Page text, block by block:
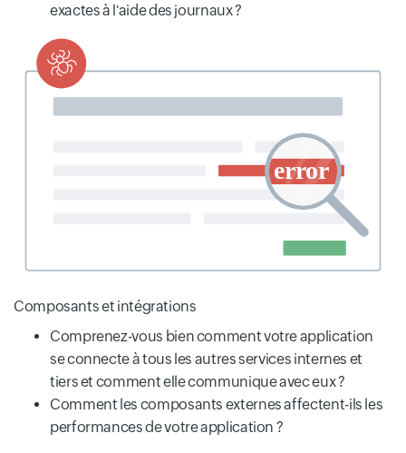
exactes à l'aide des journaux ?
Composants et intégrations
Comprenez-vous bien comment votre application
se connecte à tous les autres services internes et
tiers et comment elle communique avec eux ?
Comment les composants externes affectent-ils les
performances de votre application ?